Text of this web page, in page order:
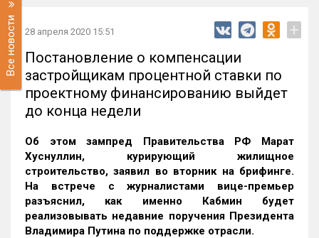
Все новости 28 апреля 2020 15:51 +
Постановление о компенсации
застройщикам процентной ставки по
проектному финансированию выйдет
до конца недели
Об этом зампред Правительства РФ Марат
Хуснуллин, курирующий жилищное
строительство, заявил во вторник на брифинге.
На встрече с журналистами вице-премьер
разъяснил, как именно Кабмин будет
реализовывать недавние поручения Президента
Владимира Путина по поддержке отрасли.